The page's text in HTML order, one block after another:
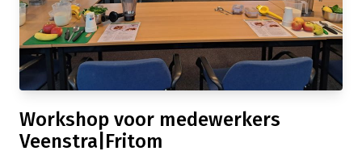
Workshop voor medewerkers
Veenstra|Fritom